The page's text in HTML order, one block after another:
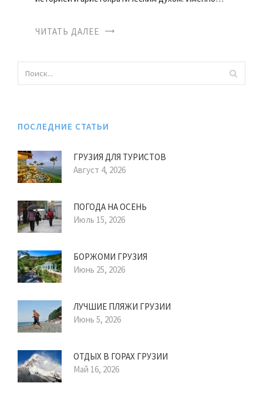
ЧИТАТЬ ДАЛЕЕ
ПОСЛЕДНИЕ СТАТЬИ
ГРУЗИЯ ДЛЯ ТУРИСТОВ
Август 4, 2026
ПОГОДА НА ОСЕНЬ
Июль 15, 2026
БОРЖОМИ ГРУЗИЯ
Июнь 25, 2026
ЛУЧШИЕ ПЛЯЖИ ГРУЗИИ
Июнь 5, 2026
ОТДЫХ В ГОРАХ ГРУЗИИ
Май 16, 2026